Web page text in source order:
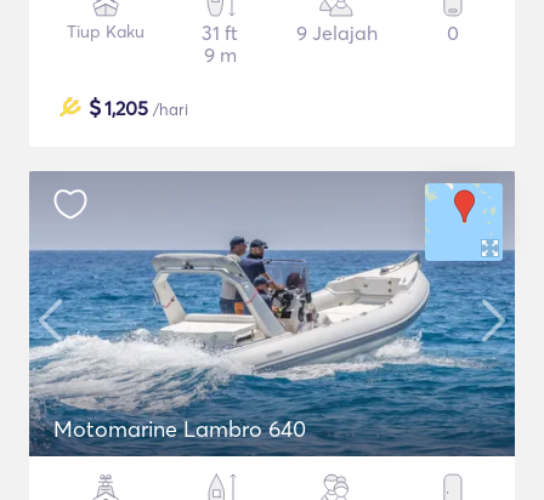
Tiup Kaku
31 ft
9 m
9 Jelajah 0
$1,205 /hari
Motomarine Lambro 640